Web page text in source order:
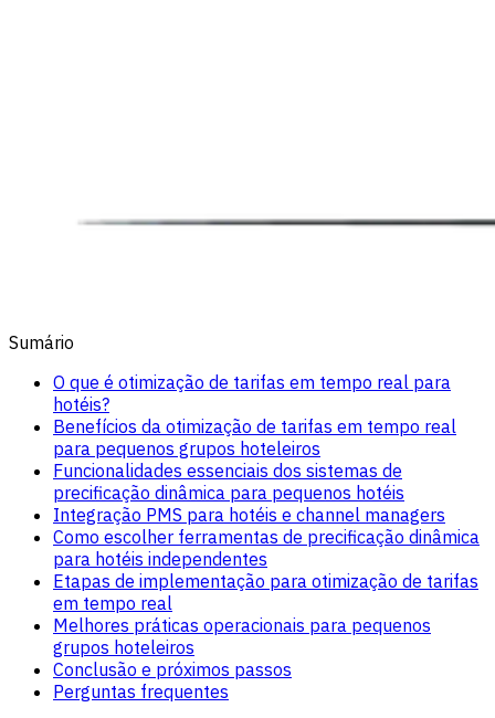
Sumário
O que é otimização de tarifas em tempo real para
hotéis?
Benefícios da otimização de tarifas em tempo real
para pequenos grupos hoteleiros
Funcionalidades essenciais dos sistemas de
precificação dinâmica para pequenos hotéis
Integração PMS para hotéis e channel managers
Como escolher ferramentas de precificação dinâmica
para hotéis independentes
Etapas de implementação para otimização de tarifas
em tempo real
Melhores práticas operacionais para pequenos
grupos hoteleiros
Conclusão e próximos passos
Perguntas frequentes